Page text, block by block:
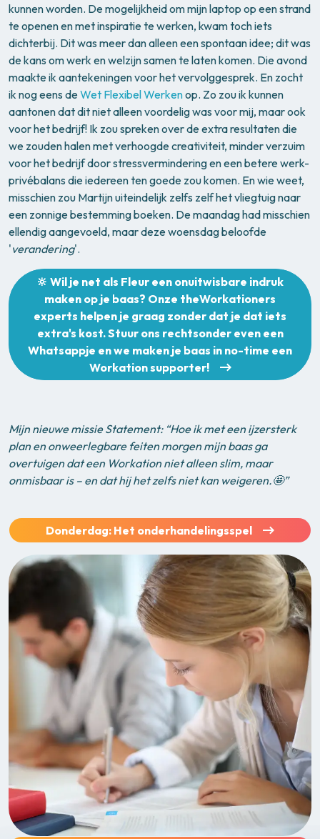
kunnen worden. De mogelijkheid om mijn laptop op een strand
te openen en met inspiratie te werken, kwam toch iets
dichterbij. Dit was meer dan alleen een spontaan idee; dit was
de kans om werk en welzijn samen te laten komen. Die avond
maakte ik aantekeningen voor het vervolggesprek. En zocht
ik nog eens deWet Flexibel Werkenop. Zo zou ik kunnen
aantonen dat dit niet alleen voordelig was voor mij, maar ook
voor het bedrijf! Ik zou spreken over de extra resultaten die
we zouden halen met verhoogde creativiteit, minder verzuim
voor het bedrijf door stressvermindering en een betere werk-
privébalans die iedereen ten goede zou komen. En wie weet,
misschien zou Martijn uiteindelijk zelfs zelf het vliegtuig naar
een zonnige bestemming boeken. De maandag had misschien
ellendig aangevoeld, maar deze woensdag beloofde
'verandering'.
🔆 Wil je net als Fleur een onuitwisbare indruk
maken op je baas? Onze theWorkationers
experts helpen je graag zonder dat je dat iets
extra's kost. Stuur ons rechtsonder even een
Whatsappje en we maken je baas in no-time een
Workation supporter!
Mijn nieuwe missie Statement: “Hoe ik met een ijzersterk
plan en onweerlegbare feiten morgen mijn baas ga
overtuigen dat een Workation niet alleen slim, maar
onmisbaar is – en dat hij het zelfs niet kan weigeren.🤩”
Donderdag: Het onderhandelingsspel